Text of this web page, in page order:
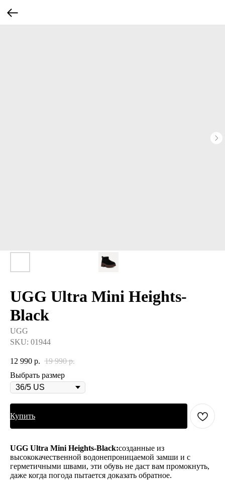
UGG Ultra Mini Heights-
Black
UGG
SKU: 01944
12 990 р. 19 990 р.
Выбрать размер
Купить
UGG Ultra Mini Heights-Black:созданные из
высококачественной водонепроницаемой замши и с
герметичными швами, эти обувь не даст вам промокнуть,
даже когда погода пытается доказать обратное.